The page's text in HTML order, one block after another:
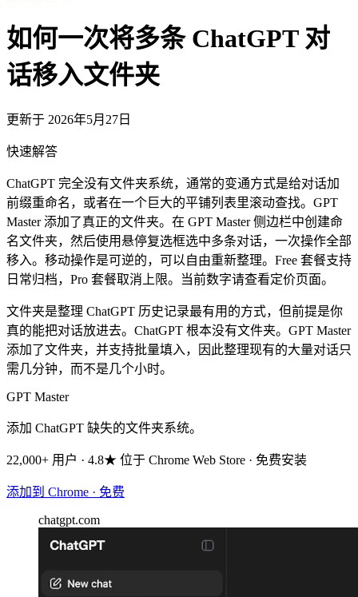
如何一次将多条 ChatGPT 对
话移入文件夹
更新于 2026年5月27日
快速解答
ChatGPT 完全没有文件夹系统，通常的变通方式是给对话加
前缀重命名，或者在一个巨大的平铺列表里滚动查找。GPT
Master 添加了真正的文件夹。在 GPT Master 侧边栏中创建命
名文件夹，然后使用悬停复选框选中多条对话，一次操作全部
移入。移动操作是可逆的，可以自由重新整理。Free 套餐支持
日常归档，Pro 套餐取消上限。当前数字请查看定价页面。
文件夹是整理 ChatGPT 历史记录最有用的方式，但前提是你
真的能把对话放进去。ChatGPT 根本没有文件夹。GPT Master
添加了文件夹，并支持批量填入，因此整理现有的大量对话只
需几分钟，而不是几个小时。
GPT Master
添加 ChatGPT 缺失的文件夹系统。
22,000+ 用户 · 4.8★ 位于 Chrome Web Store · 免费安装
添加到 Chrome · 免费
chatgpt.com